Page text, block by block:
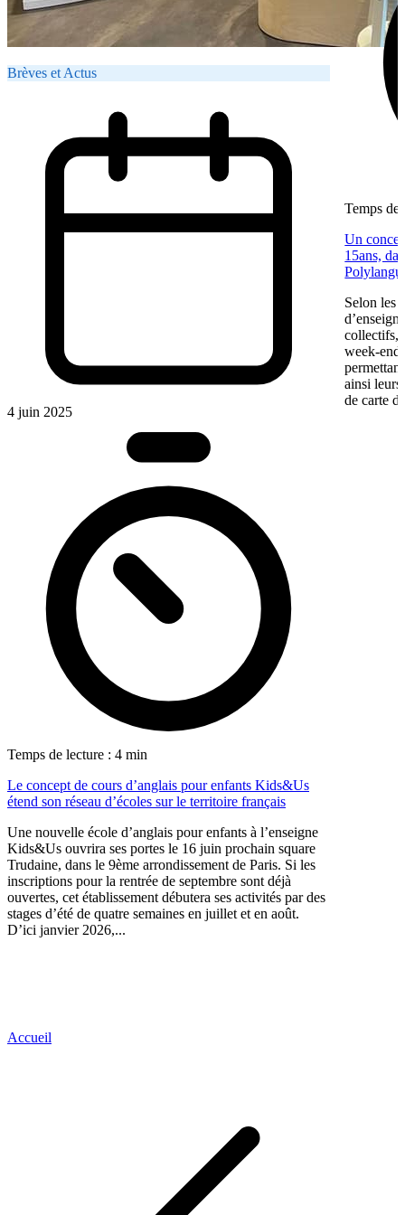
Brèves et Actus
4 juin 2025
Temps de lecture : 4 min
Le concept de cours d’anglais pour enfants Kids&Us
étend son réseau d’écoles sur le territoire français
Une nouvelle école d’anglais pour enfants à l’enseigne
Kids&Us ouvrira ses portes le 16 juin prochain square
Trudaine, dans le 9ème arrondissement de Paris. Si les
inscriptions pour la rentrée de septembre sont déjà
ouvertes, cet établissement débutera ses activités par des
stages d’été de quatre semaines en juillet et en août.
D’ici janvier 2026,...
Temps de
Un
15ans,
Selon les
collectifs,
week-
ainsi
de carte
Accueil